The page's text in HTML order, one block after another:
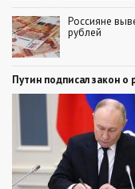
Россияне
рублей
Путин подписал закон о